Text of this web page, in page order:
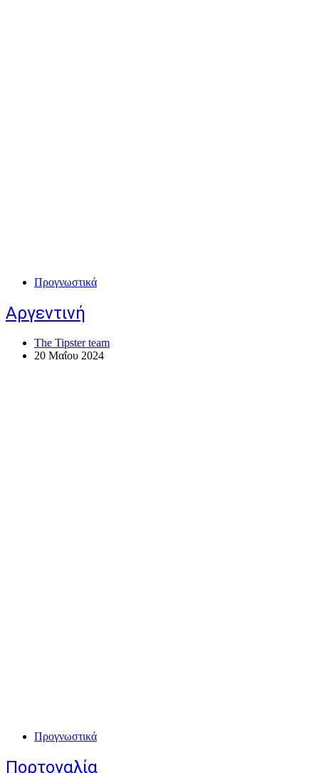
Προγνωστικά
Αργεντινή
The Tipster team
20 Μαΐου 2024
Προγνωστικά
Πορτογαλία